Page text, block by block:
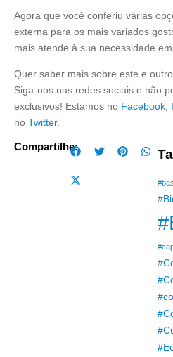
Agora que você conferiu várias
externa para os mais variados
mais atende à sua necessidade
Quer saber mais sobre este e
Siga-nos nas redes sociais e não
exclusivos! Estamos no Facebook,
no Twitter.​
Compartilhe: